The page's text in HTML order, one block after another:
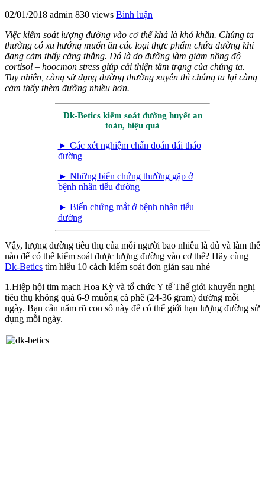
02/01/2018 admin 830 views Bình luận
Việc kiểm soát lượng đường vào cơ thể khá là khó khăn. Chúng ta
thường có xu hướng muốn ăn các loại thực phẩm chứa đường khi
đang cảm thấy căng thẳng. Đó là do đường làm giảm nồng độ
cortisol – hoocmon stress giúp cải thiện tâm trạng của chúng ta.
Tuy nhiên, càng sử dụng đường thường xuyên thì chúng ta lại càng
cảm thấy thèm đường nhiều hơn.
Dk-Betics kiểm soát đường huyết an
toàn, hiệu quả
► Các xét nghiệm chẩn đoán đái tháo
đường
► Những biến chứng thường gặp ở
bệnh nhân tiểu đường
► Biến chứng mắt ở bệnh nhân tiểu
đường
Vậy, lượng đường tiêu thụ của mỗi người bao nhiêu là đủ và làm thế
nào để có thể kiểm soát được lượng đường vào cơ thể? Hãy cùng
Dk-Betics tìm hiểu 10 cách kiểm soát đơn giản sau nhé
1.Hiệp hội tim mạch Hoa Kỳ và tổ chức Y tế Thế giới khuyến nghị
tiêu thụ không quá 6-9 muỗng cà phê (24-36 gram) đường mỗi
ngày. Bạn cần nắm rõ con số này để có thể giới hạn lượng đường sử
dụng mỗi ngày.